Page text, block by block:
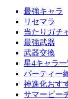
最強キャラ
リセマラ
当たりガチ
最強武器
武器交換
星4キャラ
パーティー
神進化おす
サマービー